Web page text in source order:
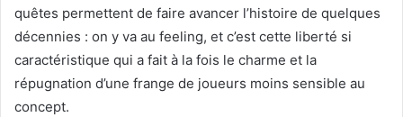
quêtes permettent de faire avancer l’histoire de quelques
décennies : on y va au feeling, et c’est cette liberté si
caractéristique qui a fait à la fois le charme et la
répugnation d’une frange de joueurs moins sensible au
concept.